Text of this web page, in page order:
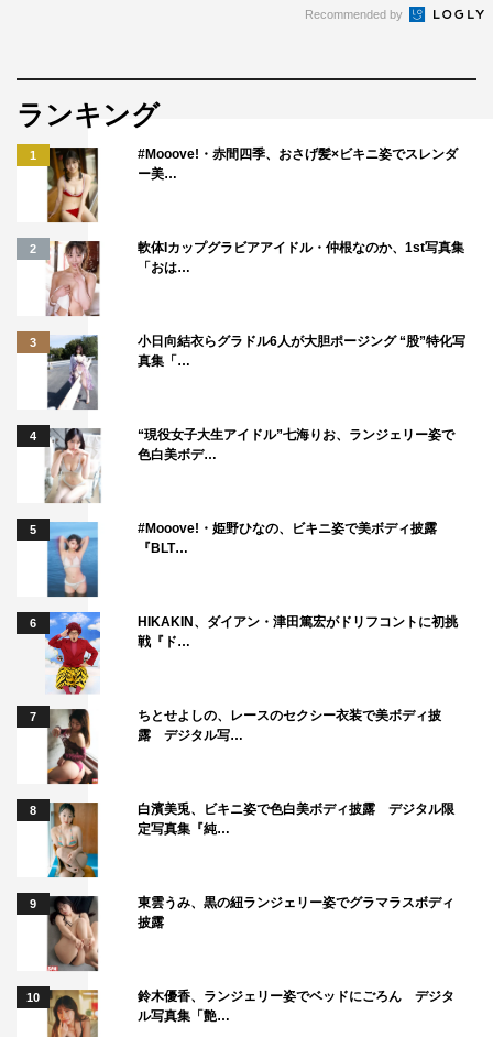
Recommended by
ランキング
1
#Mooove!・赤間四季、おさげ髪×ビキニ姿でスレンダ
ー美…
2
軟体Iカップグラビアアイドル・仲根なのか、1st写真集
「おは…
3
小日向結衣らグラドル6人が大胆ポージング “股”特化写
真集「…
4
“現役女子大生アイドル”七海りお、ランジェリー姿で
色白美ボデ…
5
#Mooove!・姫野ひなの、ビキニ姿で美ボディ披露
『BLT…
6
HIKAKIN、ダイアン・津田篤宏がドリフコントに初挑
戦『ド…
7
ちとせよしの、レースのセクシー衣装で美ボディ披
露 デジタル写…
8
白濱美兎、ビキニ姿で色白美ボディ披露 デジタル限
定写真集『純…
9
東雲うみ、黒の紐ランジェリー姿でグラマラスボディ
披露
10
鈴木優香、ランジェリー姿でベッドにごろん デジタ
ル写真集「艶…